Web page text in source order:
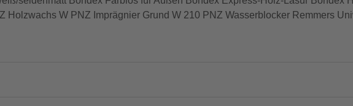
Holzwachs W PNZ Imprägnier Grund W 210 PNZ Wasserblocker Remmers